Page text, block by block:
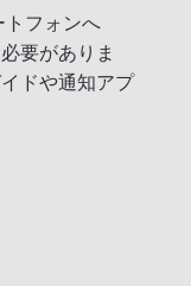
トフォンへ
要がありま
ドや通知アプ